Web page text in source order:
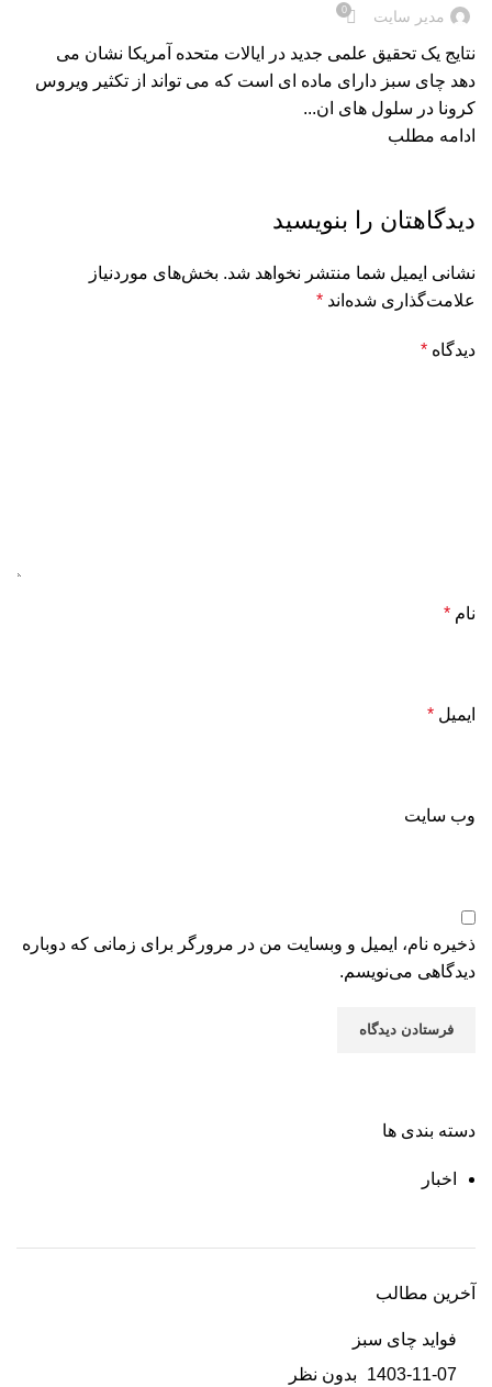
مدیر سایت 0
نتایج یک تحقیق علمی جدید در ایالات متحده آمریکا نشان می
دهد چای سبز دارای ماده ای است که می تواند از تکثیر ویروس
کرونا در سلول های ان...
ادامه مطلب
دیدگاهتان را بنویسید
نشانی ایمیل شما منتشر نخواهد شد. بخش‌های موردنیاز
علامت‌گذاری شده‌اند *
دیدگاه *
نام *
ایمیل *
وب‌ سایت
ذخیره نام، ایمیل و وبسایت من در مرورگر برای زمانی که دوباره
دیدگاهی می‌نویسم.
دسته بندی ها
اخبار
آخرین مطالب
فواید چای سبز
1403-11-07
بدون نظر